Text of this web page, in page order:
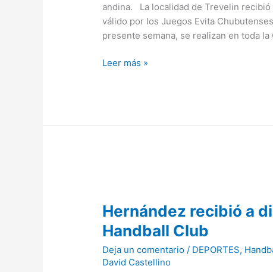
andina. La localidad de Trevelin
válido por los Juegos Evita
presente semana, se realizan en toda la
Trevelin
Leer más »
Hernández recibió a
Handball Club
Deja un comentario / DEPORTES,
David Castellino
a
dirigentes
del
Muzio
Handball